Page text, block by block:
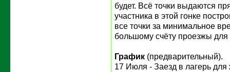
будет. Всё точки выдаются
участника в этой гонке
все точки за минимальное
большому счёту проезжы
График (предварительный).
17 Июля - Заезд в лагерь